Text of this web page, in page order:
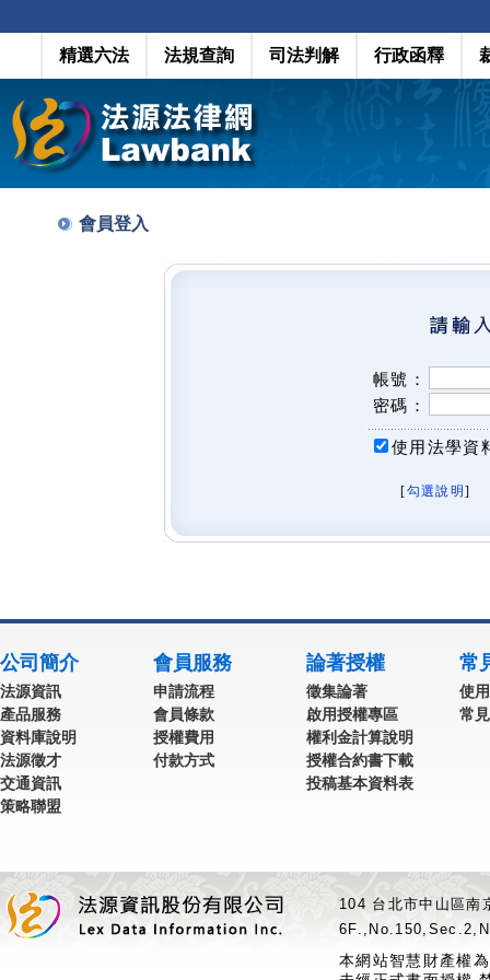
精選六法 法規查詢 司法判解 行政函釋
會員登入
帳號：
密碼：
使用法學資
[勾選說明 ]
公司簡介
法源資訊
產品服務
資料庫說明
法源徵才
交通資訊
策略聯盟
會員服務
申請流程
會員條款
授權費用
付款方式
論著授權
徵集論著
啟用授權專區
權利金計算說明
授權合約書下載
投稿基本資料表
常
使
常
104 台北市中山區
本網站智慧財產權